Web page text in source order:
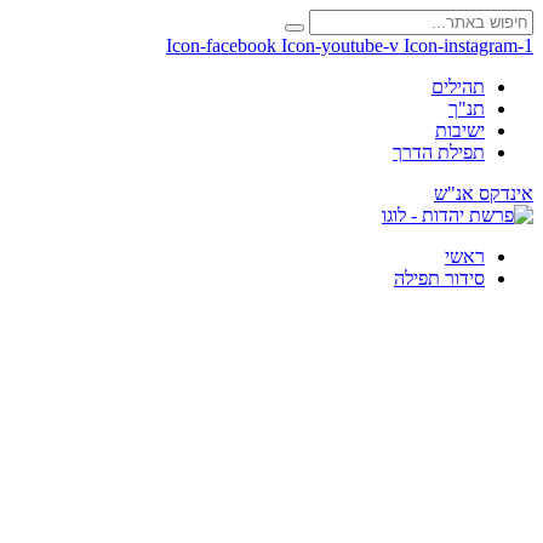
Icon-facebook Icon-youtube-v Icon-instagram-1
תהילים
תנ"ך
ישיבות
תפילת הדרך
אינדקס אנ"ש
ראשי
סידור תפילה